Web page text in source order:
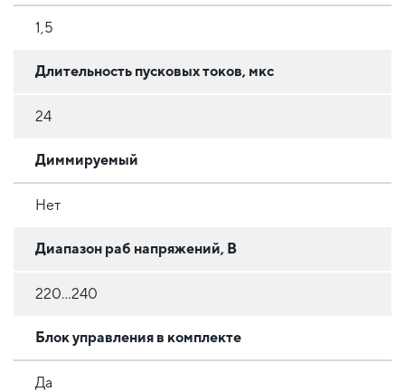
1,5
Длительность пусковых токов, мкс
24
Диммируемый
Нет
Диапазон раб напряжений, В
220...240
Блок управления в комплекте
Да